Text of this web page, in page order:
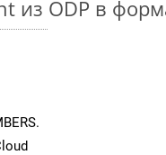
из ODP в